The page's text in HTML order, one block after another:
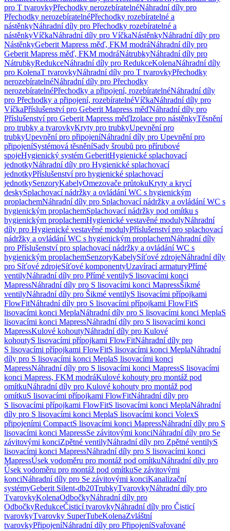
pro T tvarovkyPřechodky nerozebíratelnéNáhradní díly pro
Přechodky nerozebíratelnéPřechodky rozebíratelné a
nástěnkyNáhradní díly pro Přechodky rozebíratelné a
nástěnkyVíčkaNáhradní díly pro VíčkaNástěnkyNáhradní díly pro
NástěnkyGeberit Mapress měď, FKM modráNáhradní díly pro
Geberit Mapress měď, FKM modráNátrubkyNáhradní díly pro
NátrubkyRedukceNáhradní díly pro RedukceKolenaNáhradní díly
pro KolenaT tvarovkyNáhradní díly pro T tvarovkyPřechodky
nerozebíratelnéNáhradní díly pro Přechodky
nerozebíratelnéPřechodky a připojení, rozebíratelnéNáhradní díly
pro Přechodky a připojení, rozebíratelnéVíčkaNáhradní díly pro
VíčkaPříslušenství pro Geberit Mapress měďNáhradní díly pro
Příslušenství pro Geberit Mapress měďIzolace pro nástěnkyTěsnění
pro trubky a tvarovkyKryty pro trubkyUpevnění pro
trubkyUpevnění pro připojeníNáhradní díly pro Upevnění pro
připojeníSystémová těsněníSady šroubů pro přírubové
spojeHygienický systém GeberitHygienické splachovací
jednotkyNáhradní díly pro Hygienické splachovací
jednotkyPříslušenství pro hygienické splachovací
jednotkySenzoryKabelyOmezovače průtokuKryty a krycí
deskySplachovací nádržky a ovládání WC s hygienickým
proplachemNáhradní díly pro Splachovací nádržky a ovládání WC s
hygienickým proplachemSplachovací nádržky pod omítku s
hygienickým proplachemHygienické vestavěné modulyNáhradní
díly pro Hygienické vestavěné modulyPříslušenství pro splachovací
nádržky a ovládání WC s hygienickým proplachemNáhradní díly
pro Příslušenství pro splachovací nádržky a ovládání WC s
hygienickým proplachemSenzoryKabelySíťové zdrojeNáhradní díly
pro Síťové zdrojeSíťové komponentyUzavírací armaturyPřímé
ventilyNáhradní díly pro Přímé ventilyS lisovacími konci
MapressNáhradní díly pro S lisovacími konci MapressŠikmé
ventilyNáhradní díly pro Šikmé ventilyS lisovacími přípojkami
FlowFitNáhradní díly pro S lisovacími přípojkami FlowFitS
lisovacími konci MeplaNáhradní díly pro S lisovacími konci MeplaS
lisovacími konci MapressNáhradní díly pro S lisovacími konci
MapressKulové kohoutyNáhradní díly pro Kulové
kohoutyS lisovacími přípojkami FlowFitNáhradní díly pro
S lisovacími přípojkami FlowFitS lisovacími konci MeplaNáhradní
díly pro S lisovacími konci MeplaS lisovacími konci
MapressNáhradní díly pro S lisovacími konci MapressS lisovacími
konci Mapress, FKM modráKulové kohouty pro montáž pod
omítkuNáhradní díly pro Kulové kohouty pro montáž pod
omítkuS lisovacími přípojkami FlowFitNáhradní díly pro
S lisovacími přípojkami FlowFitS lisovacími konci MeplaNáhradní
díly pro S lisovacími konci MeplaS lisovacími konci VolexS
připojeními CompactS lisovacími konci MapressNáhradní díly pro S
lisovacími konci MapressSe závitovými konciNáhradní díly pro Se
závitovými konciZpětné ventilyNáhradní díly pro Zpětné ventilyS
lisovacími konci MapressNáhradní díly pro S lisovacími konci
MapressÚsek vodoměru pro montáž pod omítkuNáhradní díly pro
Úsek vodoměru pro montáž pod omítkuSe závitovými
konciNáhradní díly pro Se závitovými konciKanalizační
systémyGeberit Silent-db20TrubkyTvarovkyNáhradní díly pro
TvarovkyKolenaOdbočkyNáhradní díly pro
OdbočkyRedukceČisticí tvarovkyNáhradní díly pro Čisticí
tvarovkyTvarovky SuperTubeKolenaZvláštní
tvarovkyPřipojeníNáhradní díly pro PřipojeníSvařované